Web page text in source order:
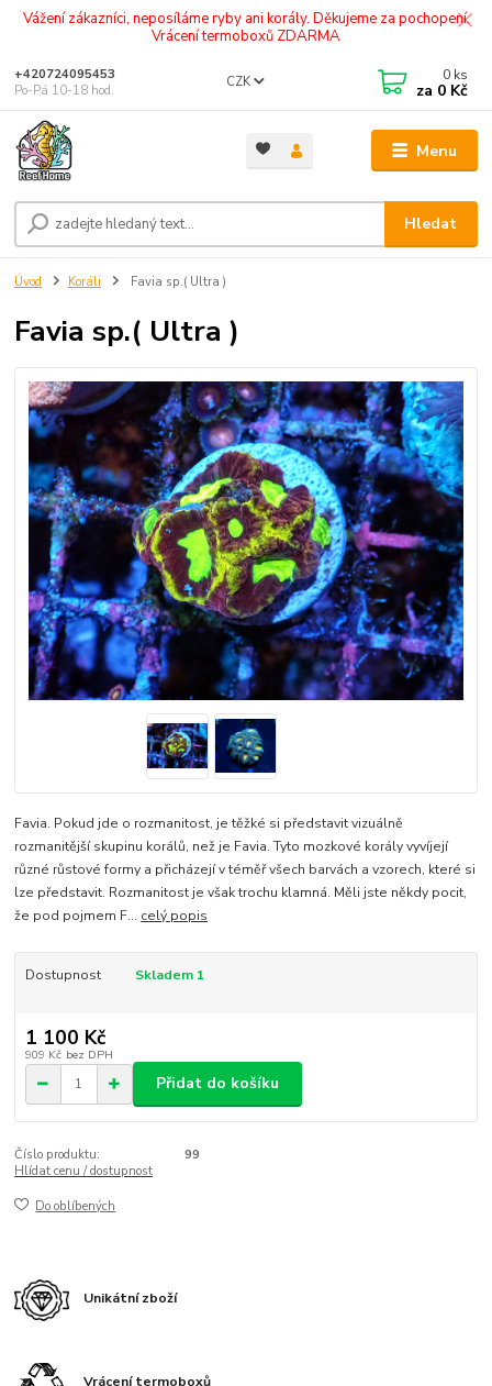
Vážení zákazníci, neposíláme ryby ani korály. Děkujeme za pochopení.
Vrácení termoboxů ZDARMA
Menu
CZK
Hledat
+420724095453
Po-Pá 10-18 hod.
0 ks
za 0 Kč
Úvod Koráli Favia sp.( Ultra )
Favia sp.( Ultra )
Favia. Pokud jde o rozmanitost, je těžké si představit vizuálně
rozmanitější skupinu korálů, než je Favia. Tyto mozkové korály vyvíjejí
různé růstové formy a přicházejí v téměř všech barvách a vzorech, které si
lze představit. Rozmanitost je však trochu klamná. Měli jste někdy pocit,
že pod pojmem F... celý popis
Dostupnost Skladem 1
1 100 Kč
909 Kč bez DPH
Přidat do košíku
Číslo produktu:
99
Hlídat cenu / dostupnost
Do oblíbených
Unikátní zboží
Vrácení termoboxů